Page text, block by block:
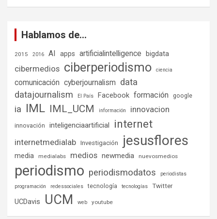
Hablamos de…
2015 2016 AI apps artificialintelligence bigdata
cibermedios ciberperiodismo ciencia
comunicación cyberjournalism data
datajournalism El País Facebook formación google
ia IML IML_UCM información innovacion
innovación inteligenciaartificial internet
internetmedialab Investigación jesusflores
media medialabs medios newmedia nuevosmedios
periodismo periodismodatos
periodistas
programación
redessociales tecnología tecnologías Twitter
UCDavis UCM web youtube